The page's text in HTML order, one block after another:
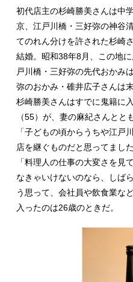
初代店主の杉崎勝美さんは中
京、江戸川橋・三好弥の神谷
てのれん分けを許された杉崎
結婚。昭和38年8月、この地
戸川橋・三好弥の先代おかみ
弥のおかみ・碓井広子さんは
杉崎勝美さんはすでに鬼籍に
（55）が、妻の麻紀さんとと
「子どもの頃からうちや江戸
店を継ぐものだと思ってまし
「料理人の仕事の大変さを見
なきゃいけないのなら、しば
う思って、会社員や飲食業な
入ったのは26歳のときだ。